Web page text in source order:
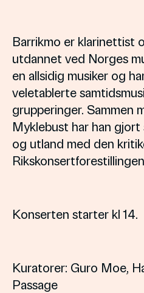
Barrikmo er klarinettist
utdannet ved Norges
en allsidig musiker og
veletablerte
grupperinger. Sammen
Myklebust har han gjort
og utland med den
Konserten starter kl 14.
Kuratorer: Guro Moe,
Passage